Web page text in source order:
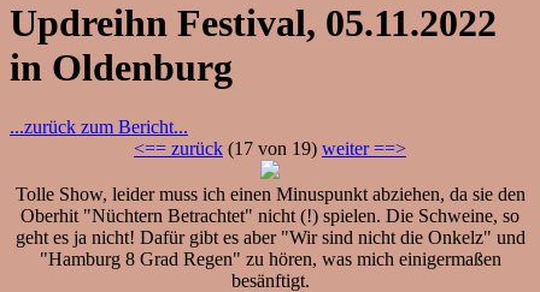
Updreihn Festival, 05.11.2022
in Oldenburg
...zurück zum Bericht...
<== zurück (17 von 19) weiter ==>
Tolle Show, leider muss ich einen Minuspunkt abziehen, da sie den
Oberhit "Nüchtern Betrachtet" nicht (!) spielen. Die Schweine, so
geht es ja nicht! Dafür gibt es aber "Wir sind nicht die Onkelz" und
"Hamburg 8 Grad Regen" zu hören, was mich einigermaßen
besänftigt.